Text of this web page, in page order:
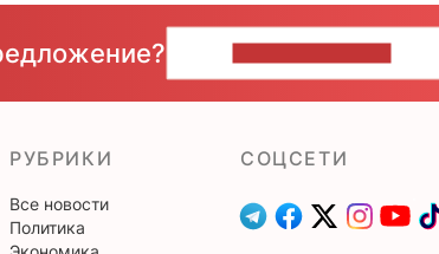
РУБРИКИ
Все новости
Политика
CОЦСЕТИ